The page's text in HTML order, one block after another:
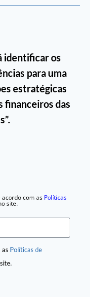
identificar os
para uma
estratégicas
financeiros das
com as Políticas
site.
as Políticas de